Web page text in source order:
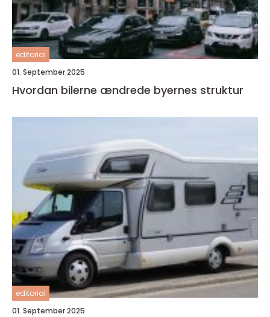
editorial
01. September 2025
Hvordan bilerne ændrede byernes struktur
editorial
01. September 2025